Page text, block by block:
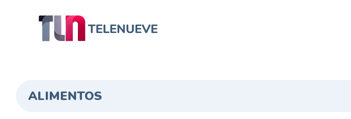
ALIMENTOS